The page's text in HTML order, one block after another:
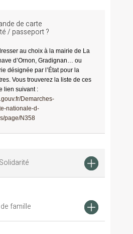
de carte
/ passeport ?
au choix à la mairie de La
d’Ornon, Gradignan… ou
désignée par l’État pour la
Vous trouverez la liste de ces
lien suivant :
Demarches-
nationale-d-
page/N358
famille